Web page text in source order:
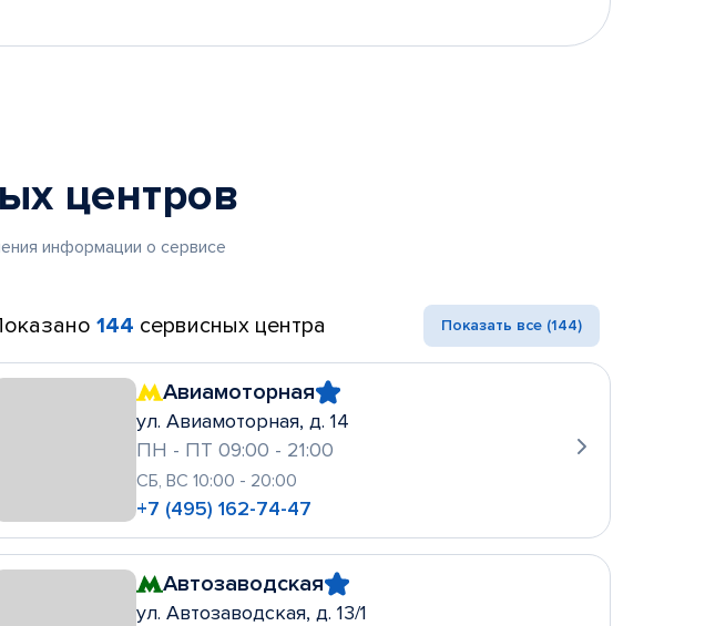
центров
информации о сервисе
144 сервисных центра Показать все (144)
Авиамоторная
ул. Авиамоторная, д. 14
ПН - ПТ 09:00 - 21:00
СБ, ВС 10:00 - 20:00
+7 (495) 162-74-47
Автозаводская
ул. Автозаводская, д. 13/1